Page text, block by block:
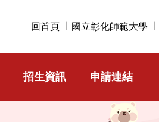
回首頁 國立彰化師範大學
招生資訊 申請連結